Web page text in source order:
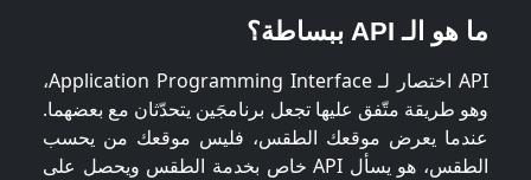
ما هو الـ API ببساطة؟
API اختصار لـ Application Programming Interface،
وهو طريقة متّفق عليها تجعل برنامجَين يتحدّثان مع بعضهما.
عندما يعرض موقعك الطقس، فليس موقعك من يحسب
الطقس، هو يسأل API خاص بخدمة الطقس ويحصل على